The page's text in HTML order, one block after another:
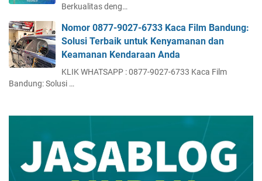
Berkualitas deng…
Nomor 0877-9027-6733 Kaca Film Bandung:
Solusi Terbaik untuk Kenyamanan dan
Keamanan Kendaraan Anda
KLIK WHATSAPP : 0877-9027-6733 Kaca Film
Bandung: Solusi …